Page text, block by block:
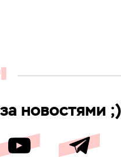
новостями ;)